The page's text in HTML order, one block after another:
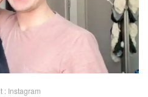
: Instagram